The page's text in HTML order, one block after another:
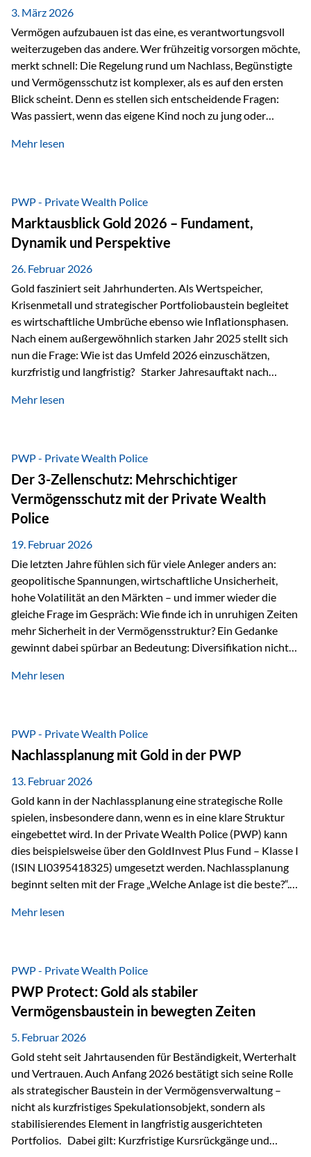
Zinsen, Dividenden und Kursgewinne werden laufend
besteuert.
3. März 2026
Vermögen aufzubauen ist das eine, es verantwortungsvoll
weiterzugeben das andere. Wer frühzeitig vorsorgen möchte,
merkt schnell: Die Regelung rund um Nachlass, Begünstigte
und Vermögensschutz ist komplexer, als es auf den ersten
Blick scheint. Denn es stellen sich entscheidende Fragen:
Was passiert, wenn das eigene Kind noch zu jung oder
verwalten? Wie kann verhindert werden, dass Ex-Partner,
unbürokratisch übertragen, ohne ausschließlich auf ein
Testament angewiesen zu sein? Wenn klassische Lösungen
nicht ausreichen Traditionelle Nachlassregelungen stoßen
oft…
Mehr lesen
PWP - Private Wealth Police
Marktausblick Gold 2026 – Fundament,
Dynamik und Perspektive
26. Februar 2026
Gold fasziniert seit Jahrhunderten. Als Wertspeicher,
Krisenmetall und strategischer Portfoliobaustein begleitet
es wirtschaftliche Umbrüche ebenso wie Inflationsphasen.
Nach einem außergewöhnlich starken Jahr 2025 stellt sich
nun die Frage: Wie ist das Umfeld 2026 einzuschätzen,
kurzfristig und langfristig? Starker Jahresauftakt nach
Dynamik in das Jahr 2026 gestartet. Zwischen dem
Währungen: +11,5 % Bereits 2025 war ein außergewöhnlich
starkes Jahr: +64,4 % in USD Durchschnitt über alle
Währungen: +56,6 % Langfristig zeigt sich ebenfalls ein
solides…
Mehr lesen
PWP - Private Wealth Police
Der 3-Zellenschutz: Mehrschichtiger
Vermögensschutz mit der Private Wealth
Police
19. Februar 2026
Die letzten Jahre fühlen sich für viele Anleger anders an:
geopolitische Spannungen, wirtschaftliche Unsicherheit,
hohe Volatilität an den Märkten – und immer wieder die
gleiche Frage im Gespräch: Wie finde ich in unruhigen Zeiten
mehr Sicherheit in der Vermögensstruktur? Ein Gedanke
gewinnt dabei spürbar an Bedeutung: Diversifikation nicht
Wer Vermögen ausschließlich in einem Rechtsraum
Liechtenstein eine Rolle spielen: außerhalb der EU, ohne
Euro, mit einem eigenständigen Rechts- und Finanzplatz.
Und genau an dieser Stelle setzt der 3-Zellenschutz an –…
Mehr lesen
PWP - Private Wealth Police
Nachlassplanung mit Gold in der PWP
13. Februar 2026
Gold kann in der Nachlassplanung eine strategische Rolle
spielen, insbesondere dann, wenn es in eine klare Struktur
eingebettet wird. In der Private Wealth Police (PWP) kann
dies beispielsweise über den GoldInvest Plus Fund – Klasse I
(ISIN LI0395418325) umgesetzt werden. Nachlassplanung
beginnt selten mit der Frage „Welche Anlage ist die beste?“.
was bekommen – wann – und in welcher Struktur?Und vor
bei größeren Vermögen ist das entscheidend.
Mehr lesen
PWP - Private Wealth Police
PWP Protect: Gold als stabiler
Vermögensbaustein in bewegten Zeiten
5. Februar 2026
Gold steht seit Jahrtausenden für Beständigkeit, Werterhalt
und Vertrauen. Auch Anfang 2026 bestätigt sich seine Rolle
als strategischer Baustein in der Vermögensverwaltung –
nicht als kurzfristiges Spekulationsobjekt, sondern als
stabilisierendes Element in langfristig ausgerichteten
Portfolios. Dabei gilt: Kurzfristige Kursrückgänge und